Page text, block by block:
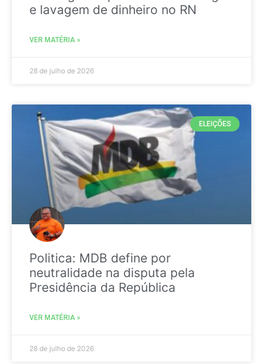
e lavagem de dinheiro no RN
VER MATÉRIA »
28 de julho de 2026
ELEIÇÕES
Politica: MDB define por
neutralidade na disputa pela
Presidência da República
VER MATÉRIA »
28 de julho de 2026